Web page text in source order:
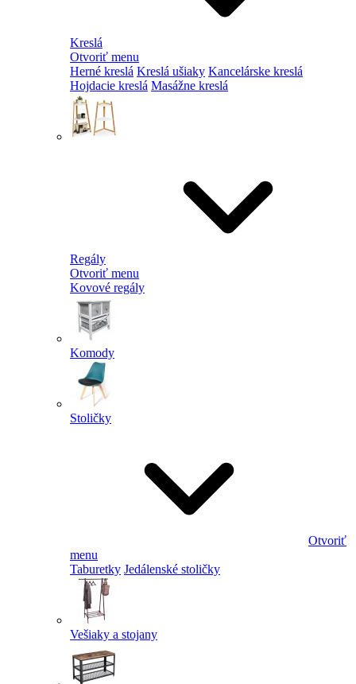
Kreslá
Otvoriť menu
Herné kreslá Kreslá ušiaky Kancelárske kreslá
Hojdacie kreslá Masážne kreslá
Regály
Otvoriť menu
Kovové regály
Komody
Stoličky
Otvoriť
menu
Taburetky Jedálenské stoličky
Vešiaky a stojany